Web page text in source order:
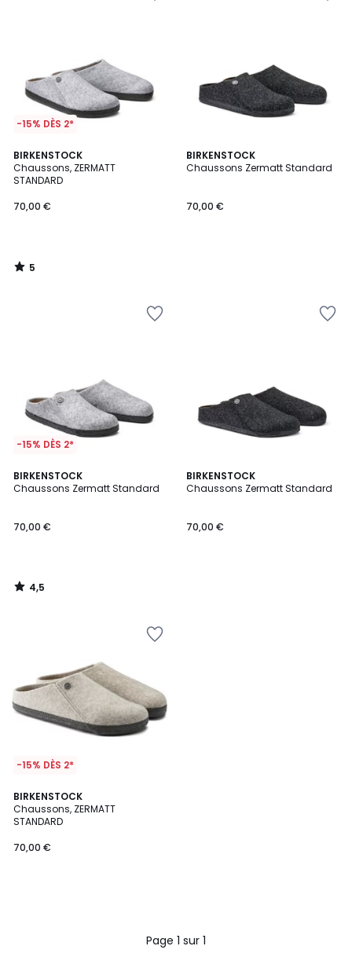
-15% DÈS 2*
BIRKENSTOCK
Chaussons, ZERMATT
STANDARD
€.
70,00 €
5
/
5
5
/
BIRKENSTOCK
Chaussons Zermatt Standard
70,00 €
-15% DÈS 2*
BIRKENSTOCK
Chaussons Zermatt Standard
70,00 €
4,5
/ 5
4,5
/
BIRKENSTOCK
Chaussons Zermatt Standard
70,00 €
-15% DÈS 2*
BIRKENSTOCK
Chaussons, ZERMATT
STANDARD
70,00 €
Page 1 sur 1